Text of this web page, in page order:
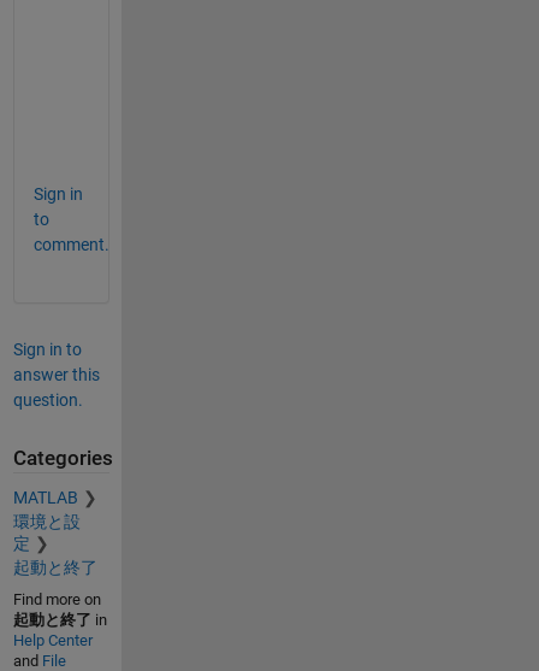
Sign in
to
comment.
Sign in to
answer this
question.
Categories
MATLAB
環境と設
定
起動と終了
Find more on
起動と終了 in
Help Center
and File